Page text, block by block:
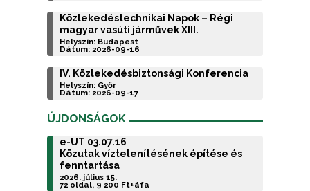
Közlekedéstechnikai Napok – Régi
magyar vasúti járművek XIII.
Helyszín: Budapest
Dátum: 2026-09-16
IV. Közlekedésbiztonsági Konferencia
Helyszín: Győr
Dátum: 2026-09-17
ÚJDONSÁGOK
e-UT 03.07.16
Közutak víztelenítésének építése és
fenntartása
2026. július 15.
72 oldal, 9 200 Ft+áfa